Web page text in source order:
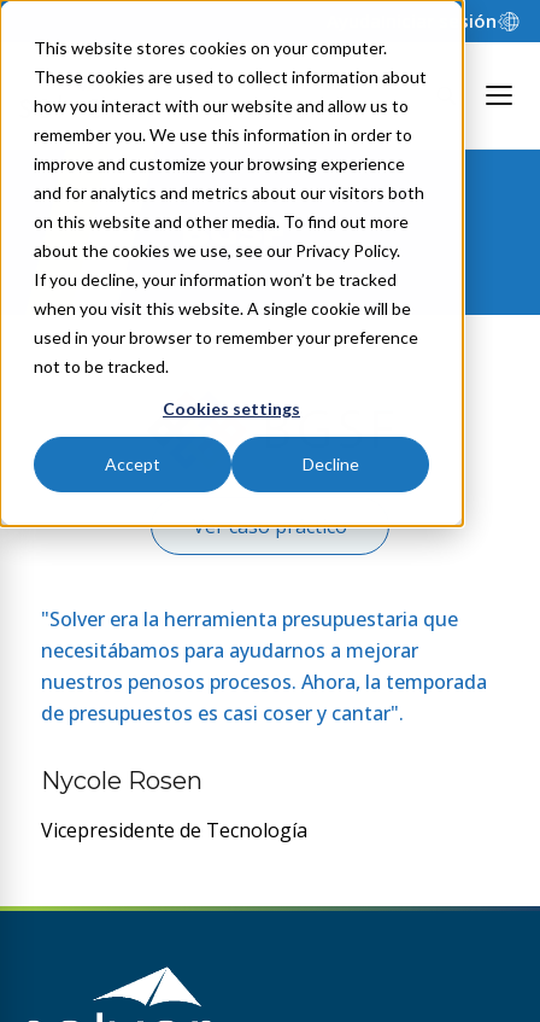
This website stores cookies on your computer.
These cookies are used to collect information about
how you interact with our website and allow us to
remember you. We use this information in order to
improve and customize your browsing experience
and for analytics and metrics about our visitors both
on this website and other media. To find out more
about the cookies we use, see our Privacy Policy.
If you decline, your information won’t be tracked
when you visit this website. A single cookie will be
used in your browser to remember your preference
not to be tracked.
Cookies settings
Accept Decline
Iniciar sesión
BGSF
Ver caso práctico
"Solver era la herramienta presupuestaria que
necesitábamos para ayudarnos a mejorar
nuestros penosos procesos. Ahora, la temporada
de presupuestos es casi coser y cantar".
Nycole Rosen
Vicepresidente de Tecnología